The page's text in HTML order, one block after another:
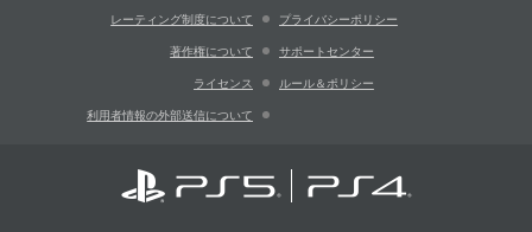
レーティング制度について プライバシーポリシー
著作権について サポートセンター
ライセンス ルール＆ポリシー
利用者情報の外部送信について